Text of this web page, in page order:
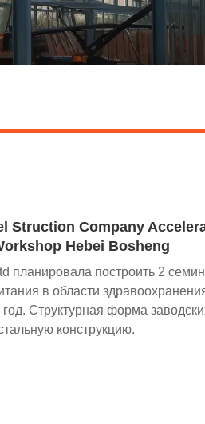
Struction Company
Hebei Bosheng
планировала построить 2
в области
Структурная форма
конструкцию.